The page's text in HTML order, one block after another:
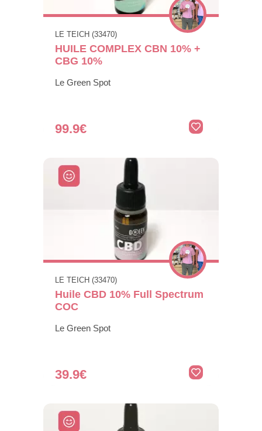
LE TEICH (33470)
HUILE COMPLEX CBN 10% +
CBG 10%
Le Green Spot
99.9€
LE TEICH (33470)
Huile CBD 10% Full Spectrum
COC
Le Green Spot
39.9€